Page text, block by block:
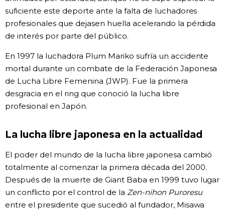
suficiente este deporte ante la falta de luchadores
profesionales que dejasen huella acelerando la pérdida
de interés por parte del público.
En 1997 la luchadora Plum Mariko sufría un accidente
mortal durante un combate de la Federación Japonesa
de Lucha Libre Femenina (JWP). Fue la primera
desgracia en el ring que conoció la lucha libre
profesional en Japón.
La lucha libre japonesa en la actualidad
El poder del mundo de la lucha libre japonesa cambió
totalmente al comenzar la primera década del 2000.
Después de la muerte de Giant Baba en 1999 tuvo lugar
un conflicto por el control de la Zen-nihon Puroresu
entre el presidente que sucedió al fundador, Misawa